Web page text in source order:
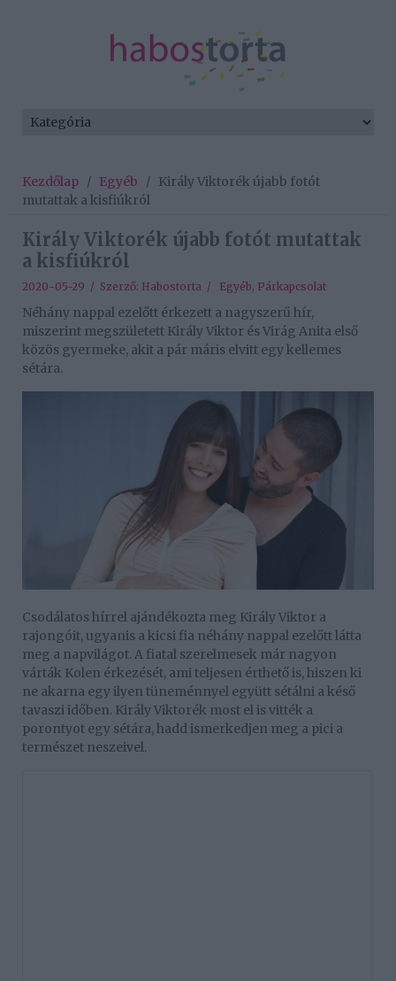
Kezdőlap / Egyéb / Király Viktorék újabb fotót
mutattak a kisfiúkról
Király Viktorék újabb fotót mutattak
a kisfiúkról
2020-05-29 / Szerző: Habostorta / Egyéb, Párkapcsolat
Néhány nappal ezelőtt érkezett a nagyszerű hír,
miszerint megszületett Király Viktor és Virág Anita első
közös gyermeke, akit a pár máris elvitt egy kellemes
sétára.
Csodálatos hírrel ajándékozta meg Király Viktor a
rajongóit, ugyanis a kicsi fia néhány nappal ezelőtt látta
meg a napvilágot. A fiatal szerelmesek már nagyon
várták Kolen érkezését, ami teljesen érthető is, hiszen ki
ne akarna egy ilyen tüneménnyel együtt sétálni a késő
tavaszi időben. Király Viktorék most el is vitték a
porontyot egy sétára, hadd ismerkedjen meg a pici a
természet neszeivel.